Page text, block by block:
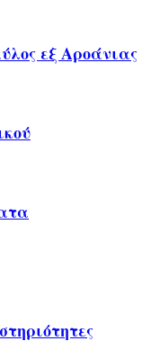
εξ Αροάνιας